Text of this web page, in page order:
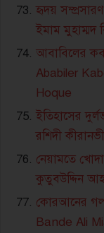
হৃদয়
ইমাম
আবাবিলের
Ababiler
Hoque
ইতিহাসের
রশিদী কীরানভী
নেয়ামতে
কুতুবউদ্দিন
কোরআনের
Bande Ali